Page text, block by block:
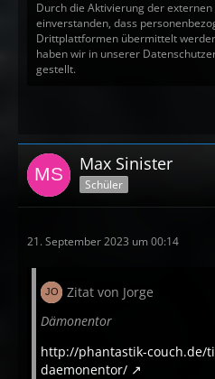
Durch die Aktivierung der
einverstanden, dass
Drittplattformen übermittelt
haben wir in unserer
gestellt.
Max Sinister
Schüler
21. September 2023 um 00:14
Zitat von Jorge
Dämonentor
http://phantastik-couch.de/
daemonentor/